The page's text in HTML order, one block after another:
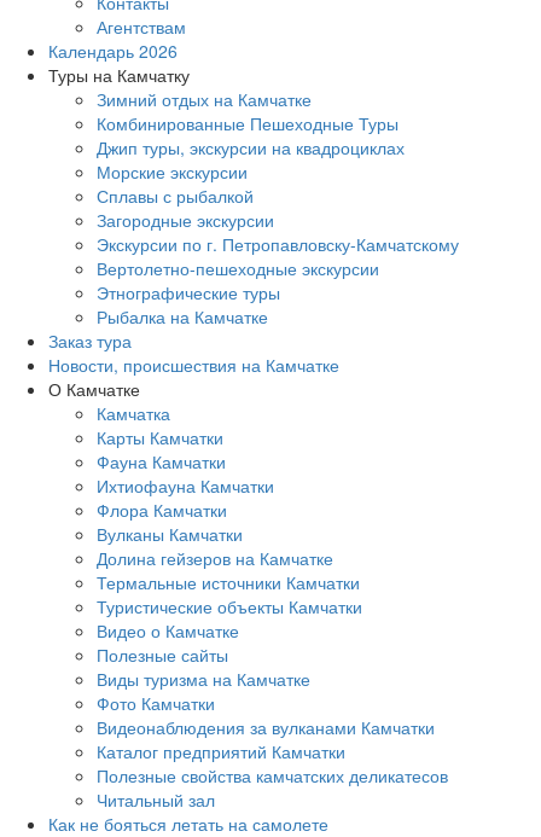
Агентствам
Календарь 2026
Туры на Камчатку
Зимний отдых на Камчатке
Комбинированные Пешеходные Туры
Джип туры, экскурсии на квадроциклах
Морские экскурсии
Сплавы с рыбалкой
Загородные экскурсии
Экскурсии по г. Петропавловску-Камчатскому
Вертолетно-пешеходные экскурсии
Этнографические туры
Рыбалка на Камчатке
Заказ тура
Новости, происшествия на Камчатке
О Камчатке
Камчатка
Карты Камчатки
Фауна Камчатки
Ихтиофауна Камчатки
Флора Камчатки
Вулканы Камчатки
Долина гейзеров на Камчатке
Термальные источники Камчатки
Туристические объекты Камчатки
Видео о Камчатке
Полезные сайты
Виды туризма на Камчатке
Фото Камчатки
Видеонаблюдения за вулканами Камчатки
Каталог предприятий Камчатки
Полезные свойства камчатских деликатесов
Читальный зал
Как не бояться летать на самолете